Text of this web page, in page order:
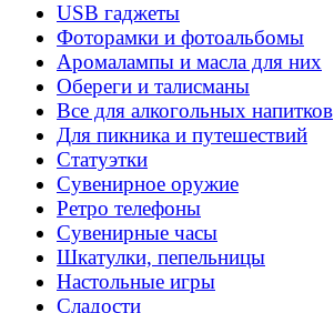
USB гаджеты
Фоторамки и фотоальбомы
Аромалампы и масла для них
Обереги и талисманы
Все для алкогольных напитков
Для пикника и путешествий
Статуэтки
Сувенирное оружие
Ретро телефоны
Сувенирные часы
Шкатулки, пепельницы
Настольные игры
Сладости